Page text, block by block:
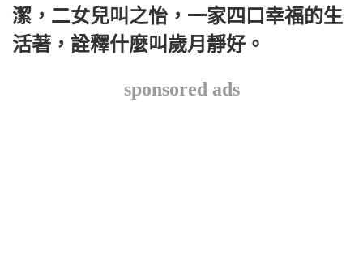
潔，二女兒叫之怡，一家四口幸福的生
活著，詮釋什麼叫歲月靜好。
sponsored ads